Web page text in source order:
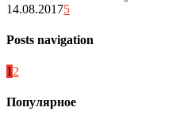
14.08.20175
Posts navigation
1 2
Популярное